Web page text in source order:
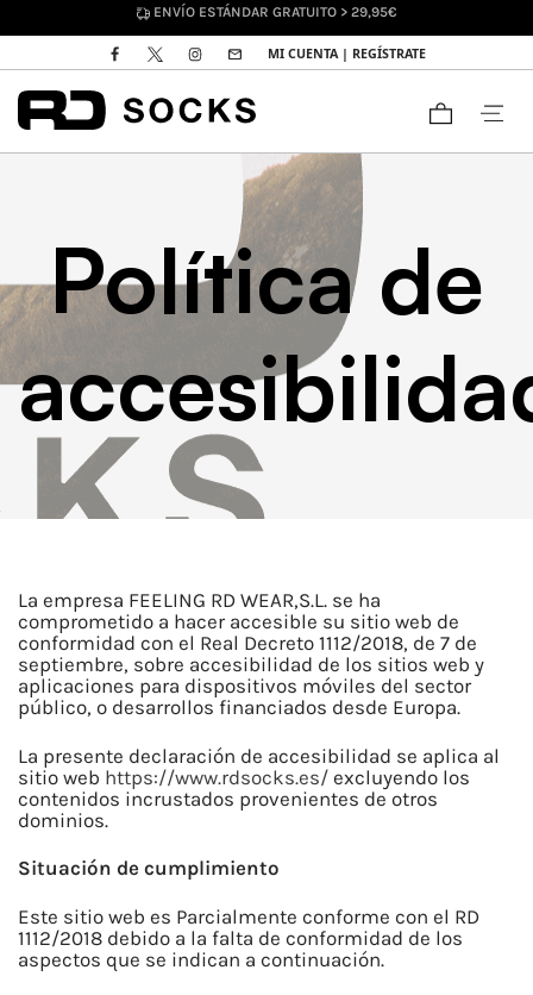
DEVOLUCIONES HASTA 30 DÍAS
MI CUENTA | REGÍSTRATE
Política de
La empresa FEELING RD WEAR,S.L. se ha
comprometido a hacer accesible su sitio web de
conformidad con el Real Decreto 1112/2018, de 7 de
septiembre, sobre accesibilidad de los sitios web y
aplicaciones para dispositivos móviles del sector
público, o desarrollos financiados desde Europa.
La presente declaración de accesibilidad se aplica al
sitio web https://www.rdsocks.es/ excluyendo los
contenidos incrustados provenientes de otros
dominios.
Situación de cumplimiento
Este sitio web es Parcialmente conforme con el RD
1112/2018 debido a la falta de conformidad de los
aspectos que se indican a continuación.